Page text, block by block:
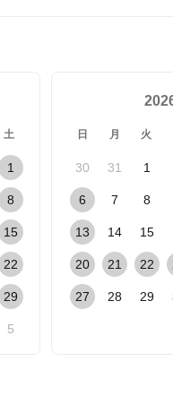
土
1
8
15
22
29
5
日 月 火
30 31 1
6 7 8
13 14 15
20 21 22
27 28 29